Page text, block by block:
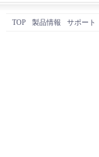
TOP 製品情報 サポート